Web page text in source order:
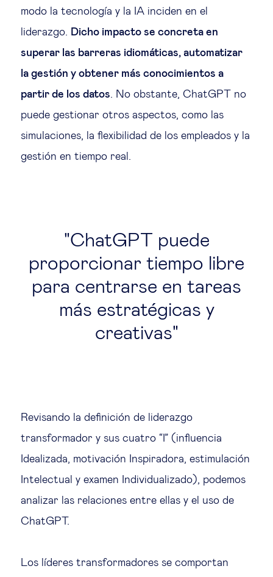
modo la tecnología y la IA inciden en el
liderazgo. Dicho impacto se concreta en
superar las barreras idiomáticas, automatizar
la gestión y obtener más conocimientos a
partir de los datos. No obstante, ChatGPT no
puede gestionar otros aspectos, como las
simulaciones, la flexibilidad de los empleados y la
gestión en tiempo real.
ChatGPT puede
proporcionar tiempo libre
para centrarse en tareas
más estratégicas y
creativas
Revisando la definición de liderazgo
transformador y sus cuatro “I” (influencia
Idealizada, motivación Inspiradora, estimulación
Intelectual y examen Individualizado), podemos
analizar las relaciones entre ellas y el uso de
ChatGPT.
Los líderes transformadores se comportan